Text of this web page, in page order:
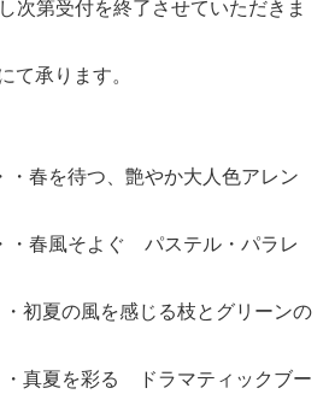
付を終了させていただきま
承ります。
春を待つ、艶やか大人色アレン
・春風そよぐ パステル・パラレ
初夏の風を感じる枝とグリーンの
真夏を彩る ドラマティックブー